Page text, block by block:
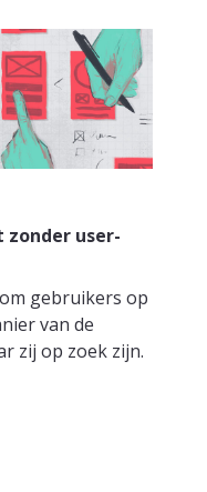
zonder user-
gebruikers op
van de
zij op zoek zijn.